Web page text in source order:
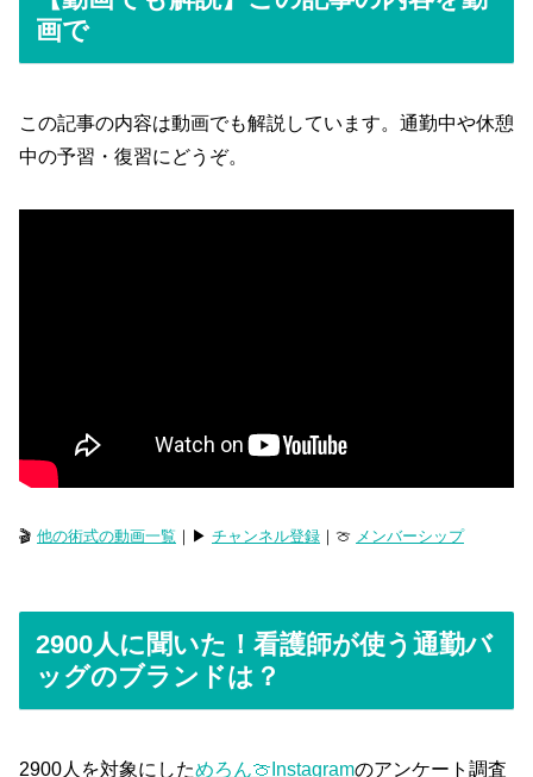
画で
この記事の内容は動画でも解説しています。通勤中や休憩
中の予習・復習にどうぞ。
🎬 他の術式の動画一覧 ｜▶ チャンネル登録 ｜🍈 メンバーシップ
2900人に聞いた！看護師が使う通勤バ
ッグのブランドは？
2900人を対象にしためろん🍈Instagramのアンケート調査